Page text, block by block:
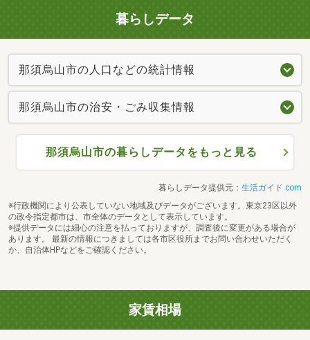
暮らしデータ
那須烏山市の人口などの統計情報
那須烏山市の治安・ごみ収集情報
那須烏山市の暮らしデータをもっと見る
暮らしデータ提供元： 生活ガイド.com
※行政機関により公表していない地域及びデータがございます。東京23区以外
の政令指定都市は、市全体のデータとして表示しています。
※提供データには細心の注意を払っておりますが、調査後に変更がある場合が
あります。 最新の情報につきましては各市区役所までお問い合わせいただく
か、自治体HPなどをご確認ください。
家賃相場